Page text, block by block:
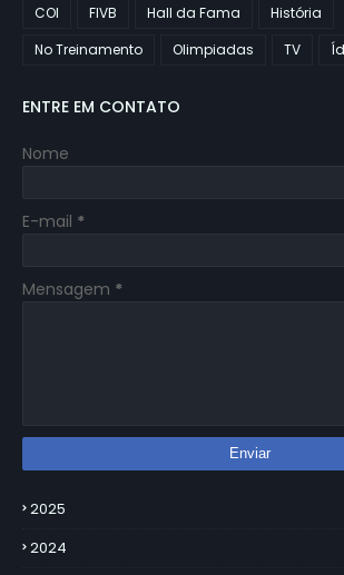
COI
FIVB Hall da Fama
História
No Treinamento
Olimpiadas TV
ENTRE EM CONTATO
Nome
E-mail *
Mensagem *
2025
2024